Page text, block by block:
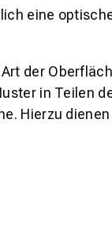
eine
der
in Teilen
Hierzu